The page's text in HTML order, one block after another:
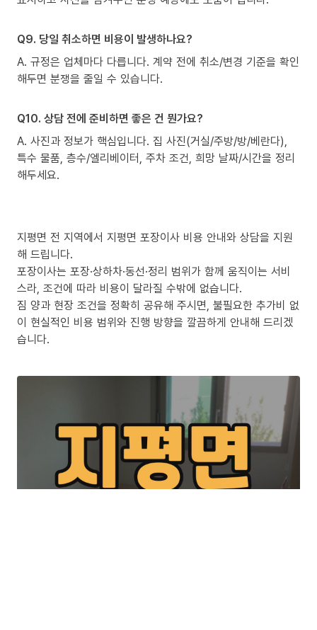
Q9. 당일 취소하면 비용이 발생하나요?
A. 규정은 업체마다 다릅니다. 계약 전에 취소/변경 기준을 확인
해두면 분쟁을 줄일 수 있습니다.
Q10. 상담 전에 준비하면 좋은 건 뭔가요?
A. 사진과 정보가 핵심입니다. 집 사진(거실/주방/방/베란다),
특수 물품, 층수/엘리베이터, 주차 조건, 희망 날짜/시간을 정리
해두세요.
지평면 전 지역에서 지평면 포장이사 비용 안내와 상담을 지원
해 드립니다.
포장이사는 포장·상하차·동선·정리 범위가 함께 움직이는 서비
스라, 조건에 따라 비용이 달라질 수밖에 없습니다.
짐 양과 현장 조건을 정확히 공유해 주시면, 불필요한 추가비 없
이 현실적인 비용 범위와 진행 방향을 깔끔하게 안내해 드리겠
습니다.